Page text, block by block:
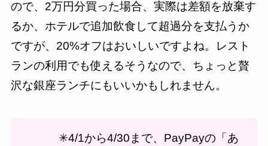
ので、2万円分買った場合、実際は差額を放棄す
るか、ホテルで追加飲食して超過分を支払うか
ですが、20%オフはおいしいですよね。レスト
ランの利用でも使えるそうなので、ちょっと贅
沢な銀座ランチにもいいかもしれません。
✳︎4/1から4/30まで、PayPayの「あ